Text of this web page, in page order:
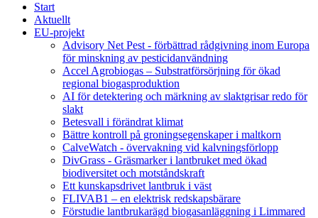
Start
Aktuellt
EU-projekt
Advisory Net Pest - förbättrad rådgivning inom Europa
för minskning av pesticidanvändning
Accel Agrobiogas – Substratförsörjning för ökad
regional biogasproduktion
AI för detektering och märkning av slaktgrisar redo för
slakt
Betesvall i förändrat klimat
Bättre kontroll på groningsegenskaper i maltkorn
CalveWatch - övervakning vid kalvningsförlopp
DivGrass - Gräsmarker i lantbruket med ökad
biodiversitet och motståndskraft
Ett kunskapsdrivet lantbruk i väst
FLIVAB1 – en elektrisk redskapsbärare
Förstudie lantbrukarägd biogasanläggning i Limmared